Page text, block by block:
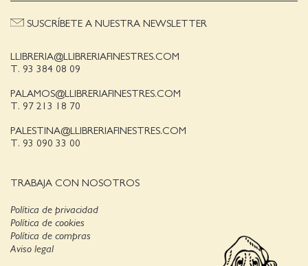
LLIBRERIA@LLIBRERIAFINESTRES.COM
T. 93 384 08 09
PALAMOS@LLIBRERIAFINESTRES.COM
T. 97 213 18 70
PALESTINA@LLIBRERIAFINESTRES.COM
T. 93 090 33 00
TRABAJA CON NOSOTROS
SUSCRÍBETE A NUESTRA NEWSLETTER
Política de privacidad
Política de cookies
Aviso legal
Política de compras